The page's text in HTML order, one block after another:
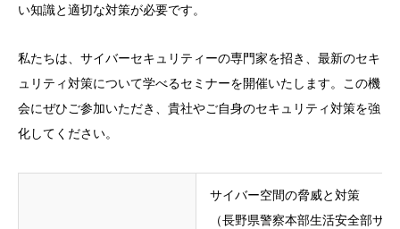
い知識と適切な対策が必要です。
私たちは、サイバーセキュリティーの専門家を招き、最新のセキ
ュリティ対策について学べるセミナーを開催いたします。この機
会にぜひご参加いただき、貴社やご自身のセキュリティ対策を強
化してください。
サイバー空間の脅威と対策
（⾧野県警察本部生活安全部